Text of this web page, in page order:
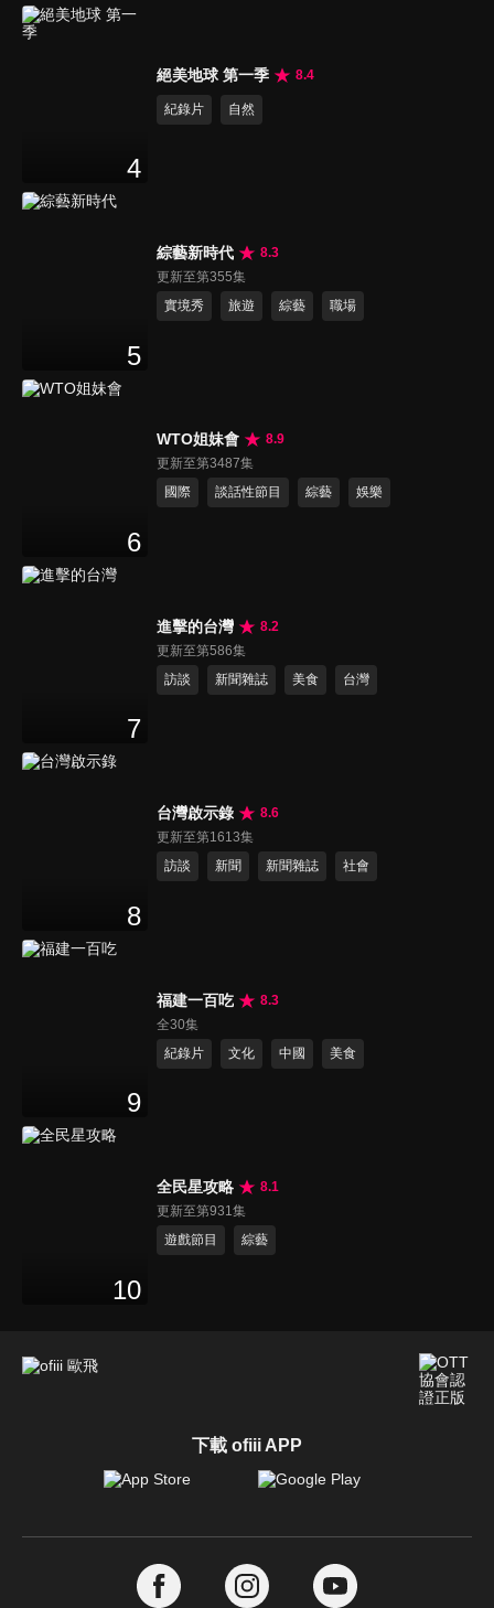
4
絕美地球 第一季 8.4
紀錄片 自然
5
綜藝新時代
8.3
更新至第355集
實境秀
旅遊 綜藝 職場
6
WTO姐妹會
8.9
更新至第3487集
國際
談話性節目 綜藝 娛樂
7
進擊的台灣
8.2
更新至第586集
訪談
新聞雜誌 美食 台灣
8
台灣啟示錄
8.6
更新至第1613集
訪談
新聞 新聞雜誌 社會
9
福建一百吃
8.3
全30集
紀錄片
文化 中國 美食
10
全民星攻略
8.1
更新至第931集
遊戲節目
綜藝
下載 ofiii APP